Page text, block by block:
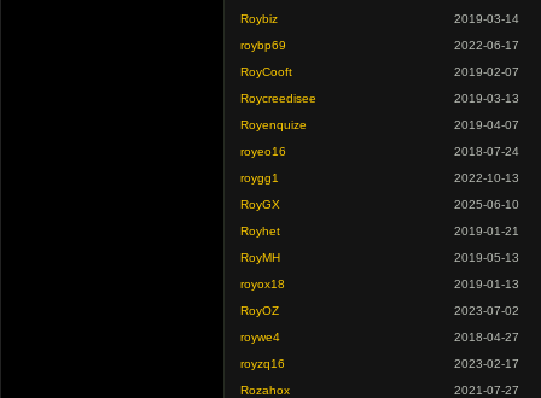
Roybiz
2019-03-14
roybp69
2022-06-17
RoyCooft
2019-02-07
Roycreedisee
2019-03-13
Royenquize
2019-04-07
royeo16
2018-07-24
roygg1
2022-10-13
RoyGX
2025-06-10
Royhet
2019-01-21
RoyMH
2019-05-13
royox18
2019-01-13
RoyOZ
2023-07-02
roywe4
2018-04-27
royzq16
2023-02-17
Rozahox
2021-07-27